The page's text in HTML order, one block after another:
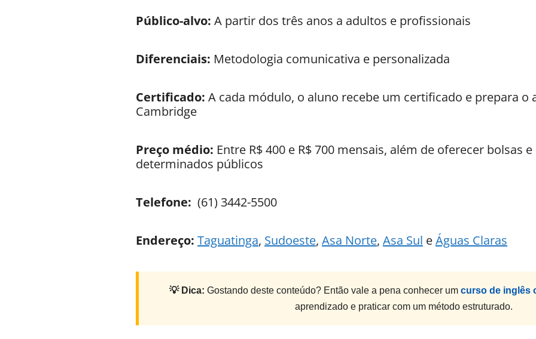
Público-alvo: A partir dos três anos a adultos e profissionais
Diferenciais: Metodologia comunicativa e personalizada
Certificado: A cada módulo, o aluno recebe um certificado e prepara o
Cambridge
Preço médio: Entre R$ 400 e R$ 700 mensais, além de oferecer bolsas
determinados públicos
Telefone: (61) 3442-5500
Endereço: Taguatinga, Sudoeste, Asa Norte, Asa Sul eÁguas Claras
💡 Dica: Gostando deste conteúdo? Então vale a pena conhecer um curso de inglês
aprendizado e praticar com um método estruturado.